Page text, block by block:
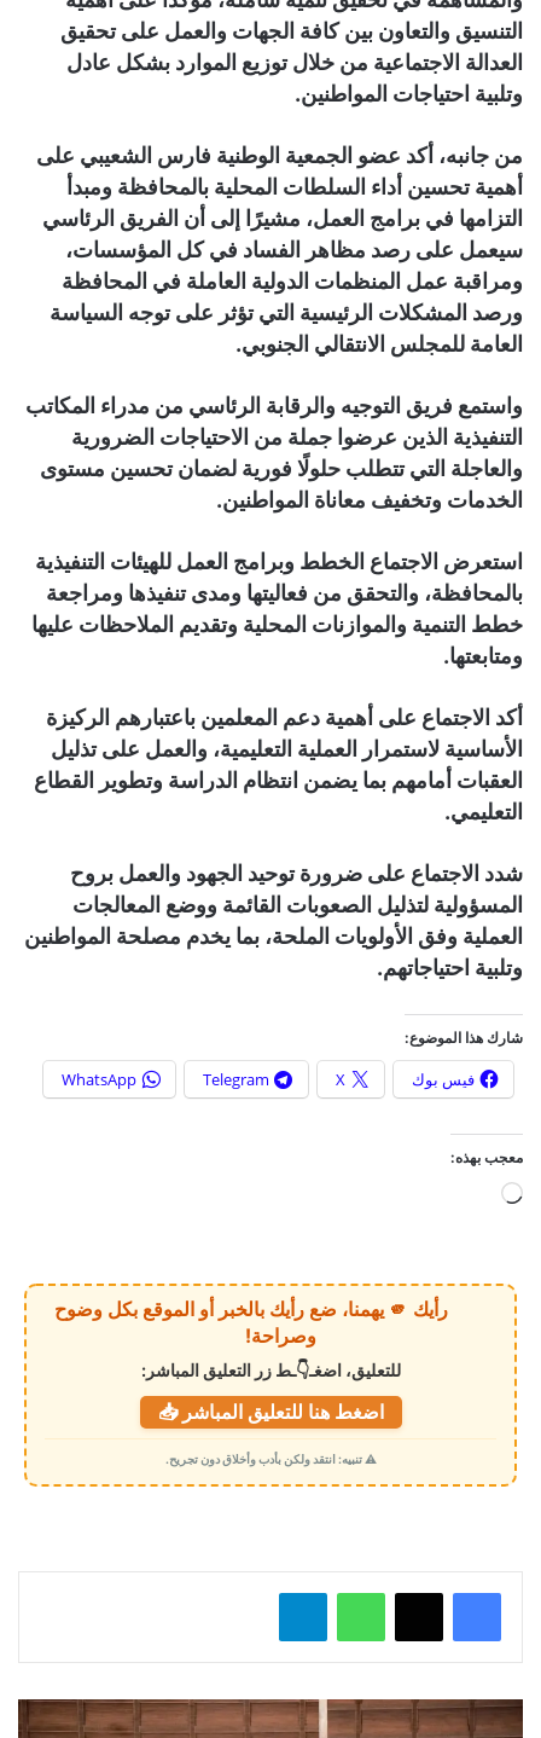
التنسيق والتعاون بين كافة الجهات والعمل على تحقيق
العدالة الاجتماعية من خلال توزيع الموارد بشكل عادل
وتلبية احتياجات المواطنين.
من جانبه، أكد عضو الجمعية الوطنية فارس الشعيبي على
أهمية تحسين أداء السلطات المحلية بالمحافظة ومبدأ
التزامها في برامج العمل، مشيرًا إلى أن الفريق الرئاسي
سيعمل على رصد مظاهر الفساد في كل المؤسسات،
ومراقبة عمل المنظمات الدولية العاملة في المحافظة
ورصد المشكلات الرئيسية التي تؤثر على توجه السياسة
العامة للمجلس الانتقالي الجنوبي.
واستمع فريق التوجيه والرقابة الرئاسي من مدراء المكاتب
التنفيذية الذين عرضوا جملة من الاحتياجات الضرورية
والعاجلة التي تتطلب حلولًا فورية لضمان تحسين مستوى
الخدمات وتخفيف معاناة المواطنين.
استعرض الاجتماع الخطط وبرامج العمل للهيئات التنفيذية
بالمحافظة، والتحقق من فعاليتها ومدى تنفيذها ومراجعة
خطط التنمية والموازنات المحلية وتقديم الملاحظات عليها
ومتابعتها.
أكد الاجتماع على أهمية دعم المعلمين باعتبارهم الركيزة
الأساسية لاستمرار العملية التعليمية، والعمل على تذليل
العقبات أمامهم بما يضمن انتظام الدراسة وتطوير القطاع
التعليمي.
شدد الاجتماع على ضرورة توحيد الجهود والعمل بروح
المسؤولية لتذليل الصعوبات القائمة ووضع المعالجات
العملية وفق الأولويات الملحة، بما يخدم مصلحة المواطنين
وتلبية احتياجاتهم.
شارك هذا الموضوع:
فيس بوك X
Telegram
WhatsApp
معجب بهذه:
ي
م
ي
رأيك 🫵 يهمنا، ضع رأيك بالخبر أو الموقع بكل وضوح
وصراحة!
للتعليق، اضغـ👇ـط زر التعليق المباشر:
اضغط هنا للتعليق المباشر 📥
⚠️ تنبيه: انتقد ولكن بأدب وأخلاق دون تجريح.
واتساب